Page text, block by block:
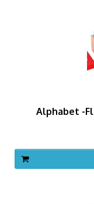
Alphabet -